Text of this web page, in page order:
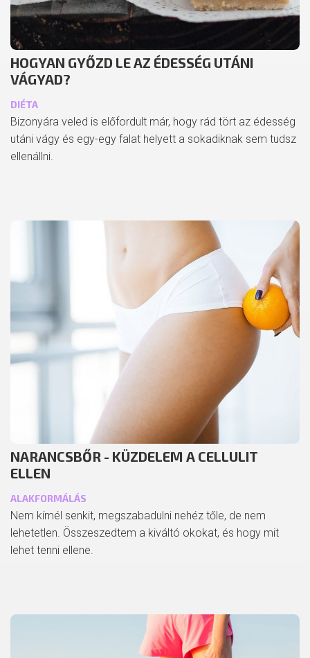
HOGYAN GYŐZD LE AZ ÉDESSÉG UTÁNI
VÁGYAD?
DIÉTA
Bizonyára veled is előfordult már, hogy rád tört az édesség
utáni vágy és egy-egy falat helyett a sokadiknak sem tudsz
ellenállni.
NARANCSBŐR - KÜZDELEM A CELLULIT
ELLEN
ALAKFORMÁLÁS
Nem kímél senkit, megszabadulni nehéz tőle, de nem
lehetetlen. Összeszedtem a kiváltó okokat, és hogy mit
lehet tenni ellene.